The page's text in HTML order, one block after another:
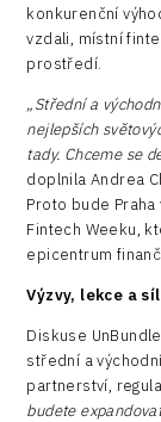
konkurenční
vzdali, místní
prostředí.
„Střední a
nejlepších
tady. Chceme se
doplnila Andrea
Proto bude
Fintech Weeku,
epicentrum
Výzvy, lekce a
Diskuse
střední a
partnerství,
budete